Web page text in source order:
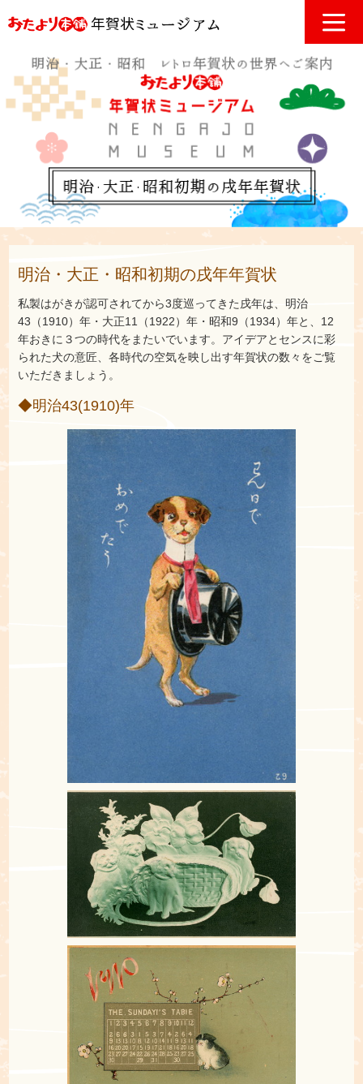
明治・大正・昭和初期の戌年年賀状
私製はがきが認可されてから3度巡ってきた戌年は、明治
43（1910）年・大正11（1922）年・昭和9（1934）年と、12
年おきに３つの時代をまたいでいます。アイデアとセンスに彩
られた犬の意匠、各時代の空気を映し出す年賀状の数々をご覧
いただきましょう。
◆明治43(1910)年